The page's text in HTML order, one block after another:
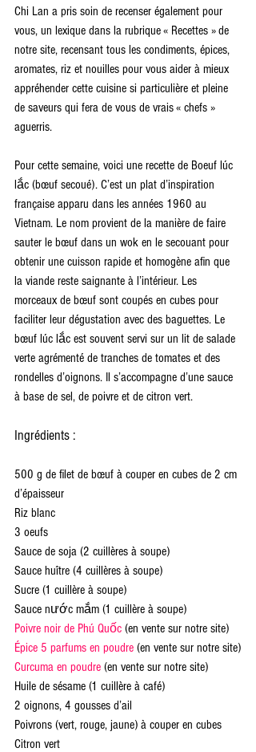
Chi Lan a pris soin de recenser également pour
vous, un lexique dans la rubrique « Recettes » de
notre site, recensant tous les condiments, épices,
aromates, riz et nouilles pour vous aider à mieux
appréhender cette cuisine si particulière et pleine
de saveurs qui fera de vous de vrais « chefs »
aguerris.
Pour cette semaine, voici une recette de Boeuf lúc
lắc (bœuf secoué). C’est un plat d’inspiration
française apparu dans les années 1960 au
Vietnam. Le nom provient de la manière de faire
sauter le bœuf dans un wok en le secouant pour
obtenir une cuisson rapide et homogène afin que
la viande reste saignante à l’intérieur. Les
morceaux de bœuf sont coupés en cubes pour
faciliter leur dégustation avec des baguettes. Le
bœuf lúc lắc est souvent servi sur un lit de salade
verte agrémenté de tranches de tomates et des
rondelles d’oignons. Il s’accompagne d’une sauce
à base de sel, de poivre et de citron vert.
Ingrédients :
500 g de filet de bœuf à couper en cubes de 2 cm
d’épaisseur
Riz blanc
3 oeufs
Sauce de soja (2 cuillères à soupe)
Sauce huître (4 cuillères à soupe)
Sucre (1 cuillère à soupe)
Sauce nước mắm (1 cuillère à soupe)
Poivre noir de Phú Quốc (en vente sur notre site)
Épice 5 parfums en poudre (en vente sur notre site)
Curcuma en poudre (en vente sur notre site)
Huile de sésame (1 cuillère à café)
2 oignons, 4 gousses d’ail
Poivrons (vert, rouge, jaune) à couper en cubes
Citron vert